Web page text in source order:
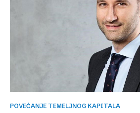
POVEĆANJE TEMELJNOG KAPITALA